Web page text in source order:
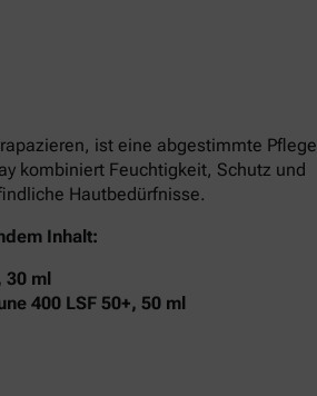
ist eine abgestimmte Pflege
kombiniert Feuchtigkeit, Schutz und
Hautbedürfnisse.
Inhalt:
ml
400 LSF 50+, 50 ml